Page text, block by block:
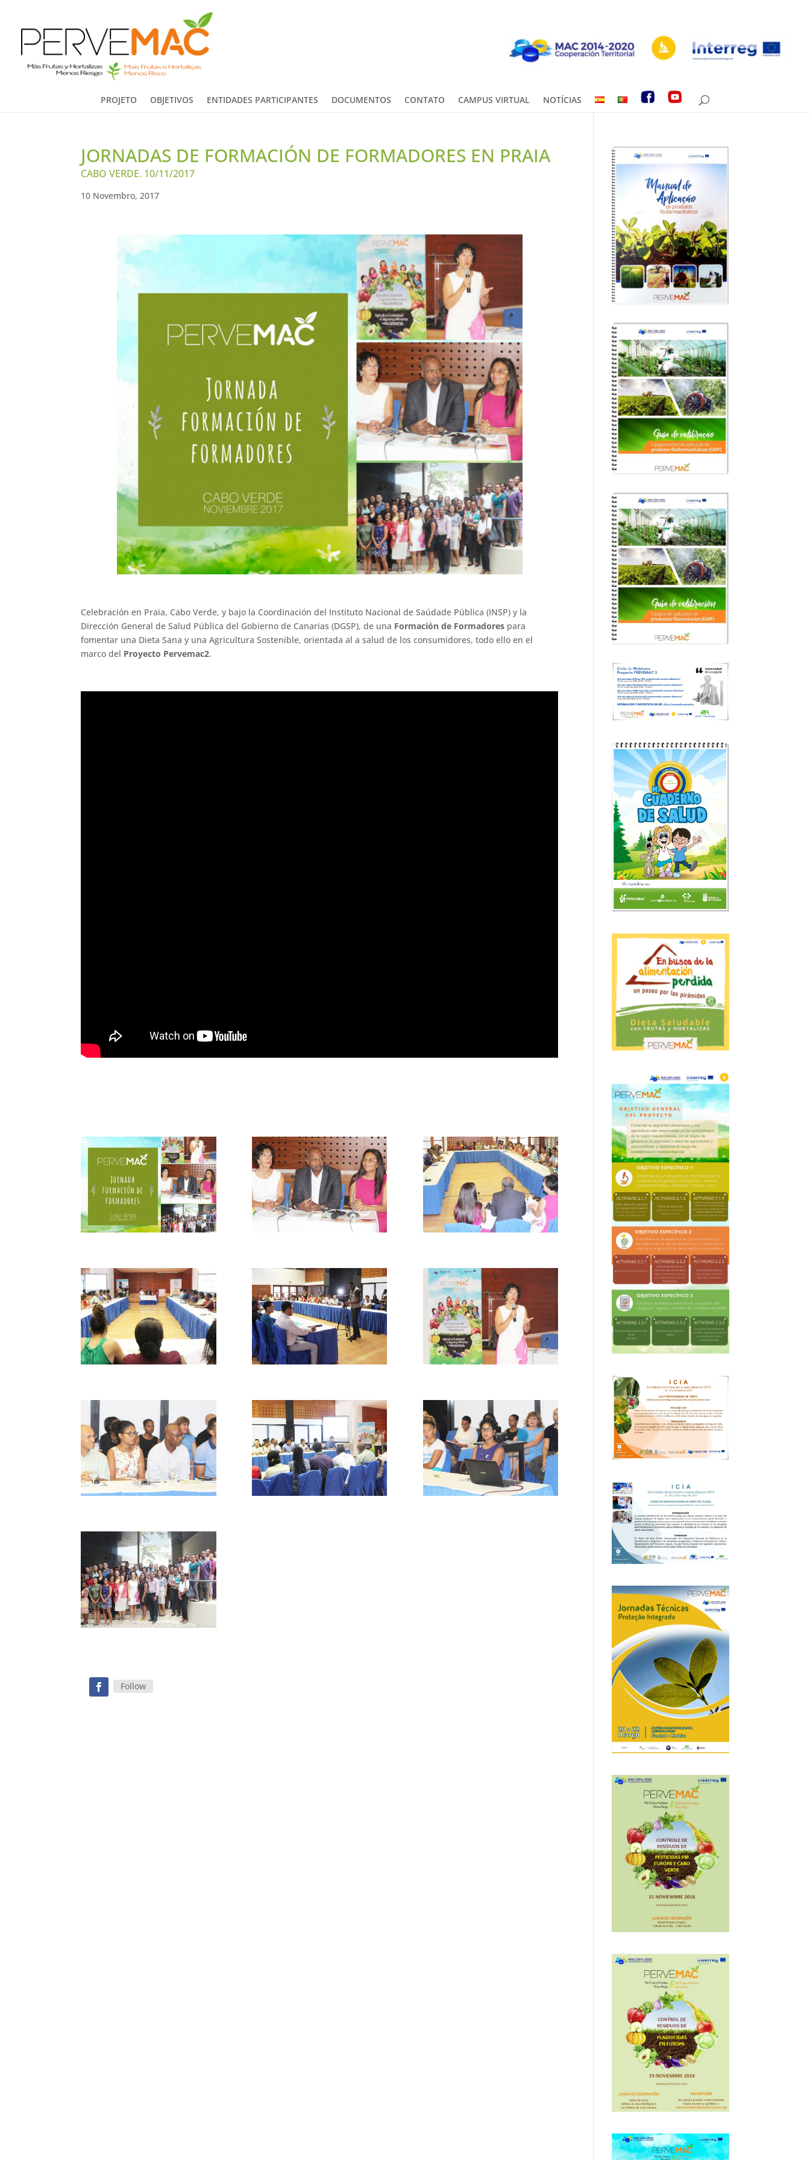
PROJETO OBJETIVOS ENTIDADES PARTICIPANTES DOCUMENTOS CONTATO CAMPUS VIRTUAL NOTÍCIAS
JORNADAS DE FORMACIÓN DE FORMADORES EN PRAIA
CABO VERDE. 10/11/2017
10 Novembro, 2017
Celebración en Praia, Cabo Verde, y bajo la Coordinación del Instituto Nacional de Saúdade Pública (INSP) y la
Dirección General de Salud Pública del Gobierno de Canarias (DGSP), de una Formación de Formadores para
fomentar una Dieta Sana y una Agricultura Sostenible, orientada al a salud de los consumidores, todo ello en el
marco del Proyecto Pervemac2.
Follow